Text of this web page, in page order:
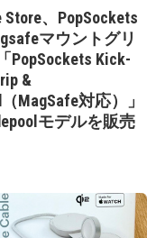
Store、PopSockets
マウントグリ
PopSockets Kick-
&
MagSafe対応）」
モデルを販売